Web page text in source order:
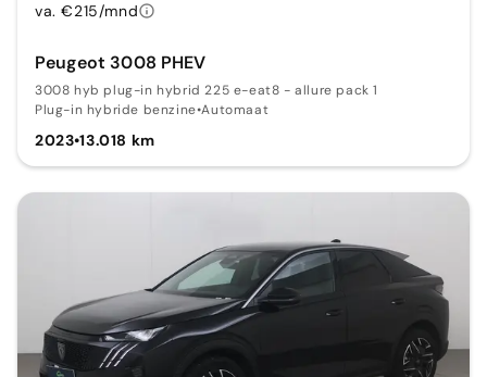
Peugeot 3008 PHEV
3008 hyb plug-in hybrid 225 e-eat8 - allure pack 1
Plug-in hybride benzine•Automaat
2023•13.018 km
va. €215/mnd